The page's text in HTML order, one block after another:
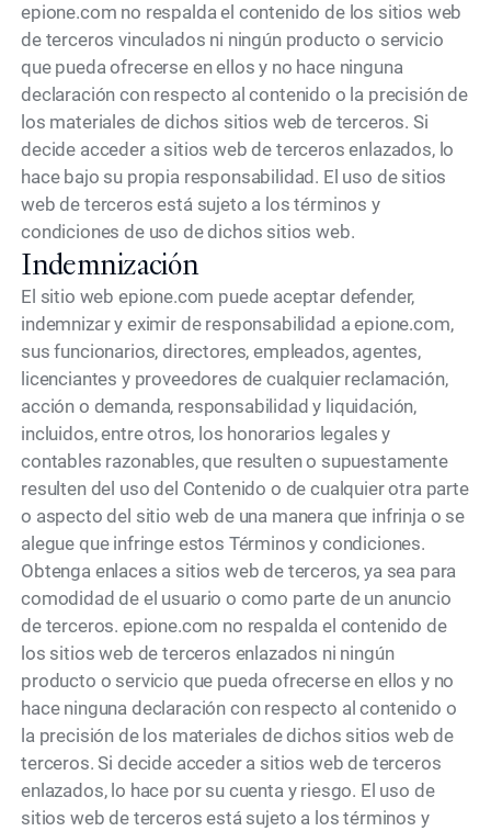
epione.com no respalda el contenido de los sitios web
de terceros vinculados ni ningún producto o servicio
que pueda ofrecerse en ellos y no hace ninguna
declaración con respecto al contenido o la precisión de
los materiales de dichos sitios web de terceros. Si
decide acceder a sitios web de terceros enlazados, lo
hace bajo su propia responsabilidad. El uso de sitios
web de terceros está sujeto a los términos y
condiciones de uso de dichos sitios web.
Indemnización
El sitio web epione.com puede aceptar defender,
indemnizar y eximir de responsabilidad a epione.com,
sus funcionarios, directores, empleados, agentes,
licenciantes y proveedores de cualquier reclamación,
acción o demanda, responsabilidad y liquidación,
incluidos, entre otros, los honorarios legales y
contables razonables, que resulten o supuestamente
resulten del uso del Contenido o de cualquier otra parte
o aspecto del sitio web de una manera que infrinja o se
alegue que infringe estos Términos y condiciones.
Obtenga enlaces a sitios web de terceros, ya sea para
comodidad de el usuario o como parte de un anuncio
de terceros. epione.com no respalda el contenido de
los sitios web de terceros enlazados ni ningún
producto o servicio que pueda ofrecerse en ellos y no
hace ninguna declaración con respecto al contenido o
la precisión de los materiales de dichos sitios web de
terceros. Si decide acceder a sitios web de terceros
enlazados, lo hace por su cuenta y riesgo. El uso de
sitios web de terceros está sujeto a los términos y